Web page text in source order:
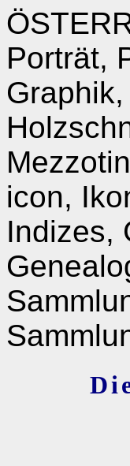
Porträt,
icon,
Indizes,